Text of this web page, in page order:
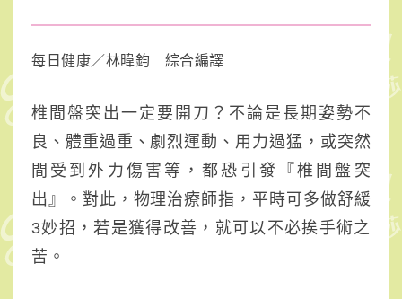
挨
刀！
勤
練
「3
式
舒
每日健康／林暐鈞 綜合編譯
椎間盤突出一定要開刀？不論是長期姿勢不
良、體重過重、劇烈運動、用力過猛，或突然
間受到外力傷害等，都恐引發『椎間盤突
出』。對此，物理治療師指，平時可多做舒緩
3妙招，若是獲得改善，就可以不必挨手術之
苦。